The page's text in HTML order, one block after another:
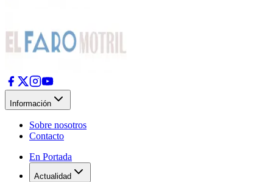
Información
Sobre nosotros
Contacto
En Portada
Actualidad